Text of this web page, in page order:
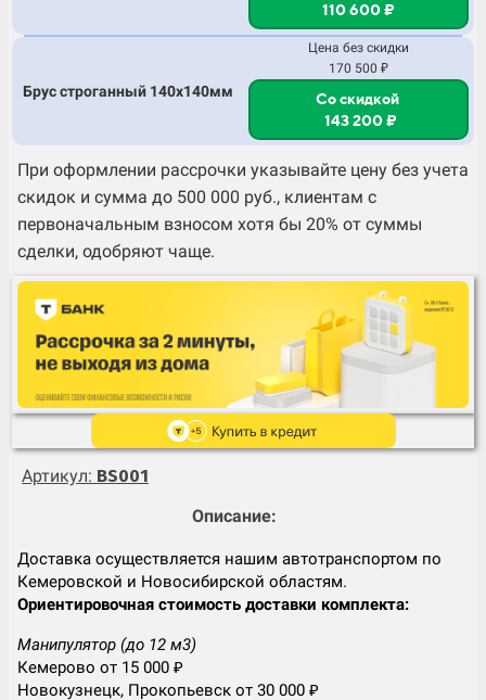
110 600 ₽
Брус строганный 140х140мм
Цена без скидки
170 500 ₽
Со скидкой
143 200 ₽
При оформлении рассрочки указывайте цену без учета
скидок и сумма до 500 000 руб., клиентам с
первоначальным взносом хотя бы 20% от суммы
сделки, одобряют чаще.
Артикул: BS001
Описание:
Доставка осуществляется нашим автотранспортом по
Кемеровской и Новосибирской областям.
Ориентировочная стоимость доставки комплекта:
Манипулятор (до 12 м3)
Кемерово от 15 000 ₽
Новокузнецк, Прокопьевск от 30 000 ₽